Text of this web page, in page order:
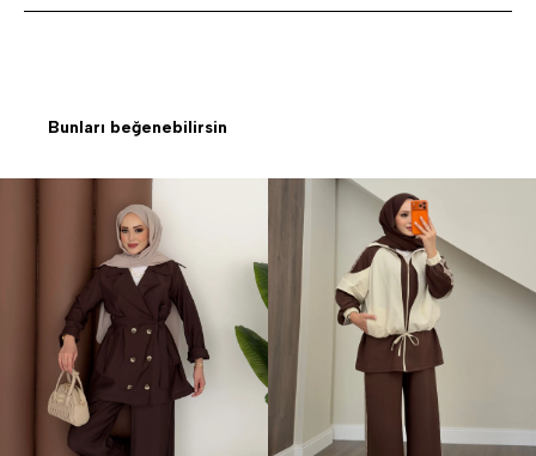
Bunları beğenebilirsin